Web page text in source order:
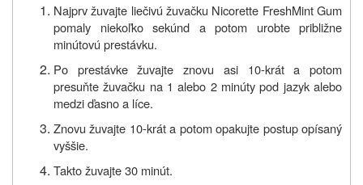
Najprv žuvajte liečivú žuvačku Nicorette FreshMint Gum
pomaly niekoľko sekúnd a potom urobte približne
minútovú prestávku.
Po prestávke žuvajte znovu asi 10-krát a potom
presuňte žuvačku na 1 alebo 2 minúty pod jazyk alebo
medzi ďasno a líce.
Znovu žuvajte 10-krát a potom opakujte postup opísaný
vyššie.
Takto žuvajte 30 minút.